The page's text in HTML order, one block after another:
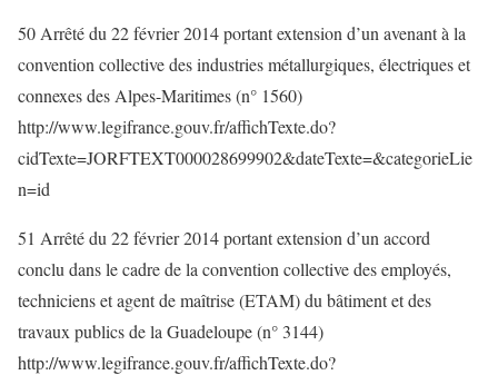
50 Arrêté du 22 février 2014 portant extension d’un avenant à la
convention collective des industries métallurgiques, électriques et
connexes des Alpes-Maritimes (n° 1560)
http://www.legifrance.gouv.fr/affichTexte.do?
cidTexte=JORFTEXT000028699902&dateTexte=&categorieLie
n=id
51 Arrêté du 22 février 2014 portant extension d’un accord
conclu dans le cadre de la convention collective des employés,
techniciens et agent de maîtrise (ETAM) du bâtiment et des
travaux publics de la Guadeloupe (n° 3144)
http://www.legifrance.gouv.fr/affichTexte.do?